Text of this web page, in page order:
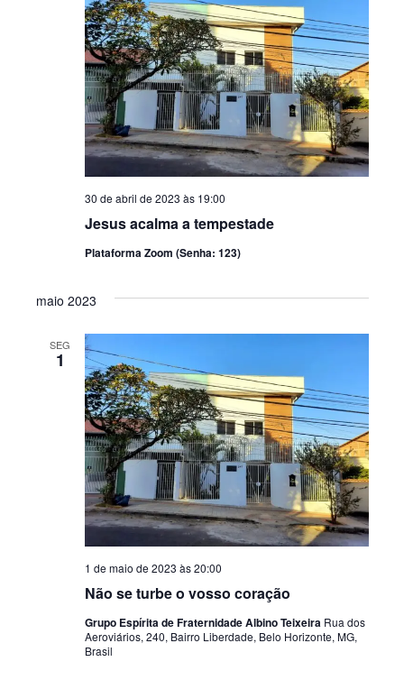
Jesus acalma a tempestade
30 de abril de 2023 às 19:00
Plataforma Zoom (Senha: 123)
maio 2023
SEG
1
Não se turbe o vosso coração
1 de maio de 2023 às 20:00
Grupo Espírita de Fraternidade Albino Teixeira Rua dos
Aeroviários, 240, Bairro Liberdade, Belo Horizonte, MG,
Brasil